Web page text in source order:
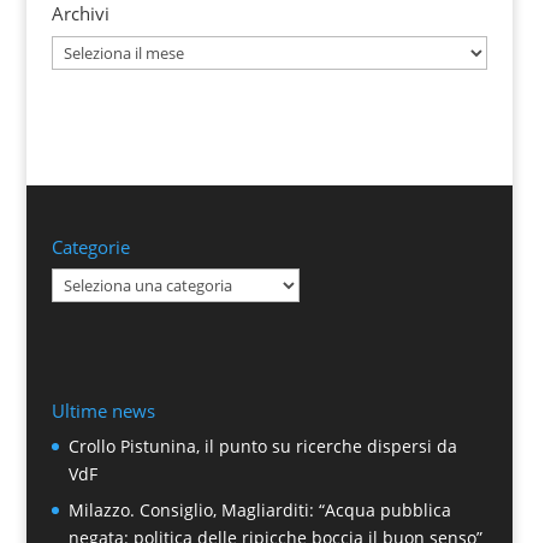
Archivi
Archivi
Categorie
Categorie
Ultime news
Crollo Pistunina, il punto su ricerche dispersi da
VdF
Milazzo. Consiglio, Magliarditi: “Acqua pubblica
negata: politica delle ripicche boccia il buon senso”